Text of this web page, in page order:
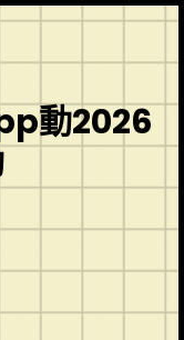
動2026